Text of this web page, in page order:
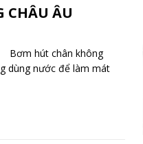
CHÂU ÂU
Bơm hút chân không
dùng nước để làm mát